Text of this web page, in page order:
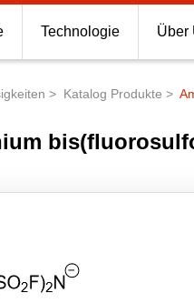
Technologie Über
Katalog Produkte